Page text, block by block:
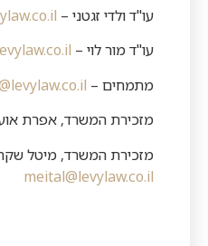
עו"ד ולדי זגטני –
עו"ד מור לוי –
מתמחים –
מזכירת המשרד, אפרת
מזכירת המשרד, מיטל
meital@levylaw.co.il